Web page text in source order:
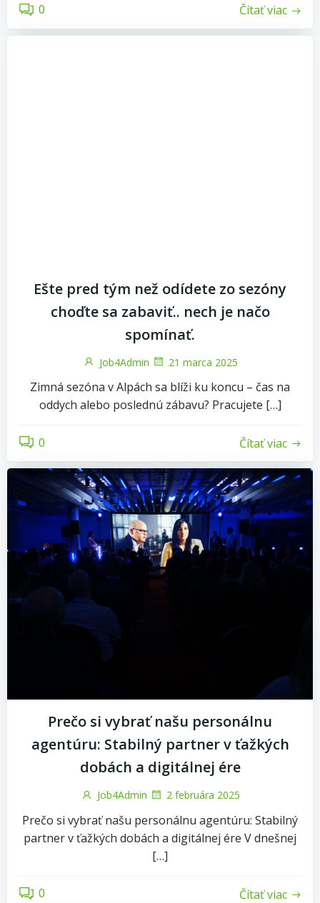
0 Čítať viac
Ešte pred tým než odídete zo sezóny
choďte sa zabaviť.. nech je načo
spomínať.
Job4Admin 21 marca 2025
Zimná sezóna v Alpách sa blíži ku koncu – čas na
oddych alebo poslednú zábavu? Pracujete […]
0 Čítať viac
Prečo si vybrať našu personálnu
agentúru: Stabilný partner v ťažkých
dobách a digitálnej ére
Job4Admin 2 februára 2025
Prečo si vybrať našu personálnu agentúru: Stabilný
partner v ťažkých dobách a digitálnej ére V dnešnej
[…]
0 Čítať viac